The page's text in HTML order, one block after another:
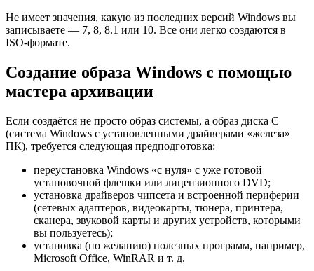
Не имеет значения, какую из последних версий Windows вы
записываете — 7, 8, 8.1 или 10. Все они легко создаются в
ISO-формате.
Создание образа Windows с помощью
мастера архивации
Если создаётся не просто образ системы, а образ диска C
(система Windows с установленными драйверами «железа»
ПК), требуется следующая предподготовка:
переустановка Windows «с нуля» с уже готовой
установочной флешки или лицензионного DVD;
установка драйверов чипсета и встроенной периферии
(сетевых адаптеров, видеокарты, тюнера, принтера,
сканера, звуковой карты и других устройств, которыми
вы пользуетесь);
установка (по желанию) полезных программ, например,
Microsoft Office, WinRAR и т. д.